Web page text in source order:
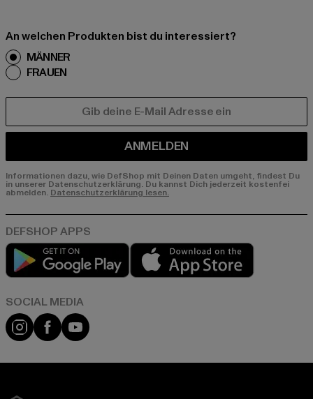
An welchen Produkten bist du interessiert?
MÄNNER
FRAUEN
ANMELDEN
Informationen dazu, wie DefShop mit Deinen Daten umgeht, findest Du
in unserer Datenschutzerklärung. Du kannst Dich jederzeit kostenfei
abmelden. Datenschutzerklärung lesen.
Play market
Instagram
FacebookYouTube